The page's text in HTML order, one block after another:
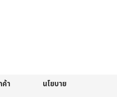
ค้า นโยบาย